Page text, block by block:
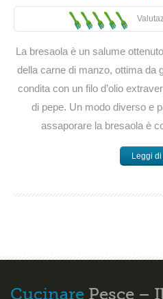
La bresaola è un salume
della carne di manzo, ottima da
condita con un filo d’olio
di pepe. Un modo diverso e
assaporare la bresaola è
Leggi
Cucinare Pesce –